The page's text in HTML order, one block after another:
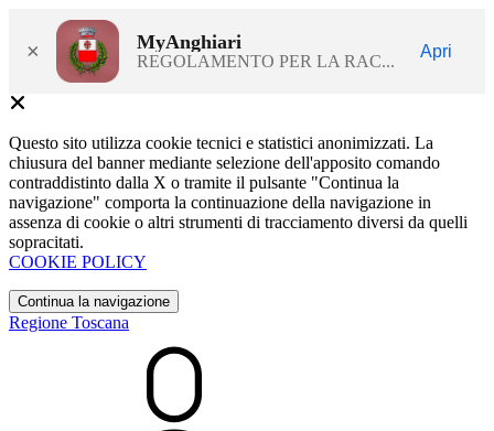
× MyAnghiari
REGOLAMENTO PER LA RAC...
Apri
Questo sito utilizza cookie tecnici e statistici anonimizzati. La
chiusura del banner mediante selezione dell'apposito comando
contraddistinto dalla X o tramite il pulsante "Continua la
navigazione" comporta la continuazione della navigazione in
assenza di cookie o altri strumenti di tracciamento diversi da quelli
sopracitati.
COOKIE POLICY
Continua la navigazione
Regione Toscana